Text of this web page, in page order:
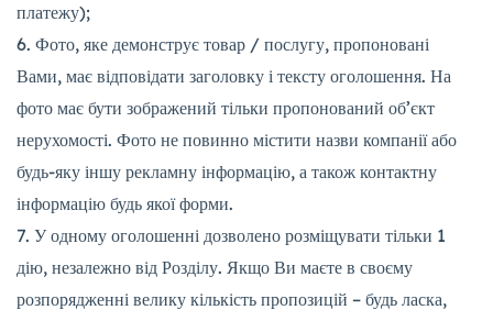
платежу);
Фото, яке демонструє товар / послугу, пропоновані
Вами, має відповідати заголовку і тексту оголошення. На
фото має бути зображений тільки пропонований об’єкт
нерухомості. Фото не повинно містити назви компанії або
будь-яку іншу рекламну інформацію, а також контактну
інформацію будь якої форми.
У одному оголошенні дозволено розміщувати тільки 1
дію, незалежно від Розділу. Якщо Ви маєте в своєму
розпорядженні велику кількість пропозицій – будь ласка,